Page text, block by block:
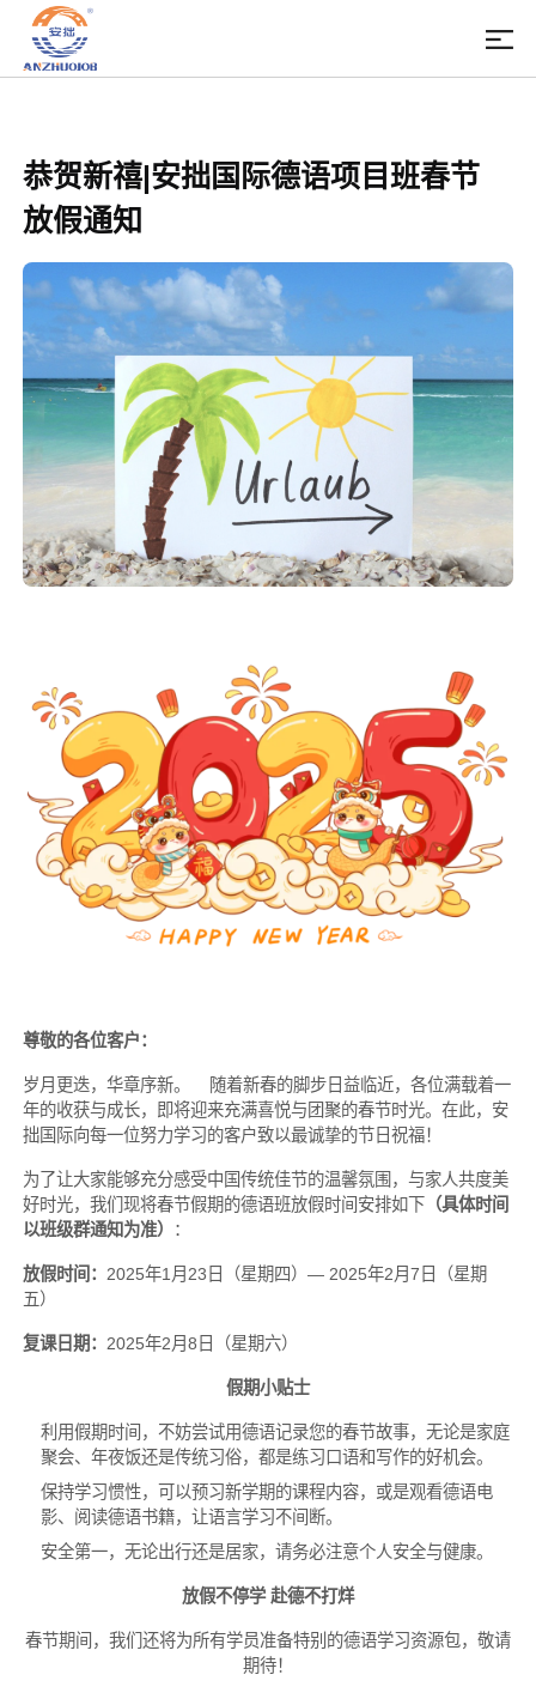
恭贺新禧|安拙国际德语项目班春节
放假通知
尊敬的各位客户：
岁月更迭，华章序新。 随着新春的脚步日益临近，各位满载着一
年的收获与成长，即将迎来充满喜悦与团聚的春节时光。在此，安
拙国际向每一位努力学习的客户致以最诚挚的节日祝福！
为了让大家能够充分感受中国传统佳节的温馨氛围，与家人共度美
好时光，我们现将春节假期的德语班放假时间安排如下 （具体时间
以班级群通知为准）
：
放假时间：2025年1月23日（星期四）— 2025年2月7日（星期
五）
复课日期：2025年2月8日（星期六）
假期小贴士
利用假期时间，不妨尝试用德语记录您的春节故事，无论是家庭
聚会、年夜饭还是传统习俗，都是练习口语和写作的好机会。
保持学习惯性，可以预习新学期的课程内容，或是观看德语电
影、阅读德语书籍，让语言学习不间断。
安全第一，无论出行还是居家，请务必注意个人安全与健康。
放假不停学 赴德不打烊
春节期间，我们还将为所有学员准备特别的德语学习资源包，敬请
期待！